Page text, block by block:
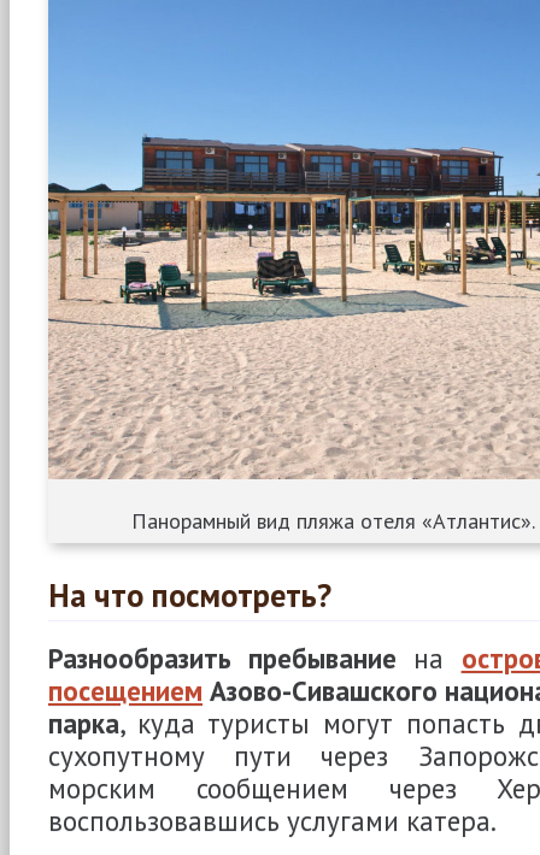
Панорамный вид пляжа отеля
На что посмотреть?
Разнообразить пребывание на
посещением Азово-Сивашского
парка, куда туристы могут попасть
сухопутному пути через
морским сообщением через
воспользовавшись услугами катера.